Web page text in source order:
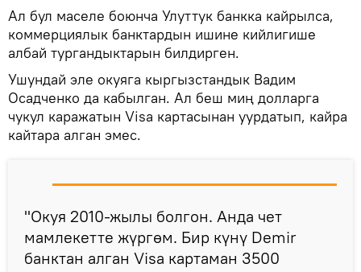
Ал бул маселе боюнча Улуттук банкка кайрылса,
коммерциялык банктардын ишине кийлигише
албай тургандыктарын билдирген.
Ушундай эле окуяга кыргызстандык Вадим
Осадченко да кабылган. Ал беш миң долларга
чукул каражатын Visa картасынан уурдатып, кайра
кайтара алган эмес.
"Окуя 2010-жылы болгон. Анда чет
мамлекетте жүргөм. Бир күнү Demir
банктан алган Visa картаман 3500